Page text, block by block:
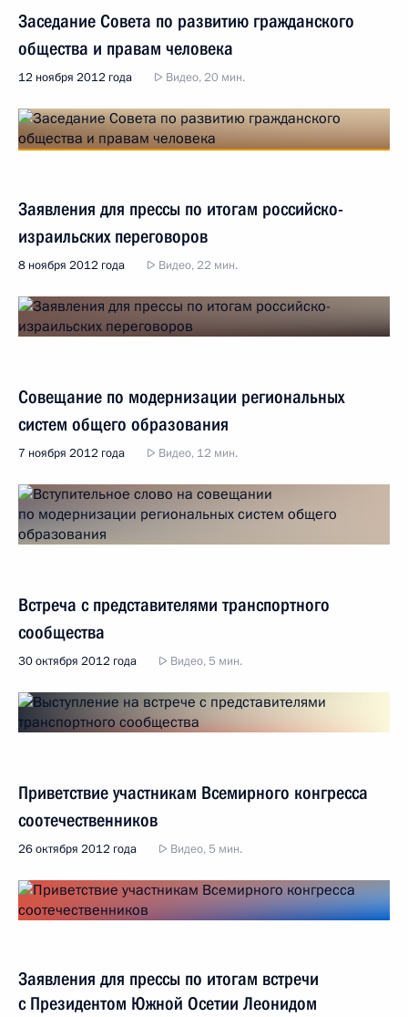
Заседание Совета по развитию гражданского
общества и правам человека
12 ноября 2012 года Видео, 20 мин.
Заявления для прессы по итогам российско-
израильских переговоров
8 ноября 2012 года Видео, 22 мин.
Совещание по модернизации региональных
систем общего образования
7 ноября 2012 года Видео, 12 мин.
Встреча с представителями транспортного
сообщества
30 октября 2012 года Видео, 5 мин.
Приветствие участникам Всемирного конгресса
соотечественников
26 октября 2012 года Видео, 5 мин.
Заявления для прессы по итогам встречи
с Президентом Южной Осетии Леонидом